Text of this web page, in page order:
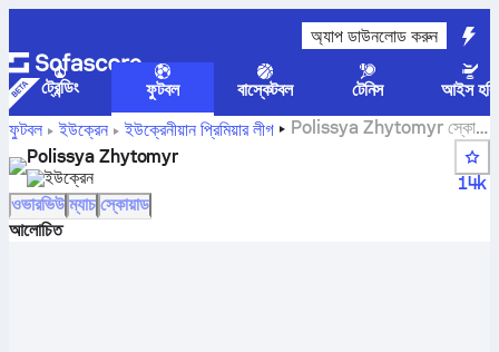
অ্যাপ ডাউনলোড করুন
ট্রেন্ডিং ফুটবল বাস্কেটবল টেনিস
আইস হকি
ফুটবল
ইউক্রেন ইউক্রেনীয়ান প্রিমিয়ার লীগ
Polissya Zhytomyr স্কোর,
ফিক্সচার, অবস্থান এবং খেলোয়াড়ের পরিসংখ্যান
Polissya Zhytomyr
ইউক্রেন
14k
ওভারভিউ ম্যাচ স্কোয়াড
আলোচিত